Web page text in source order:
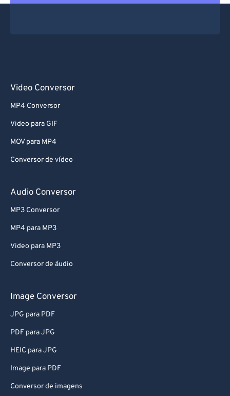
Video Conversor
MP4 Conversor
Video para GIF
MOV para MP4
Conversor de vídeo
Audio Conversor
MP3 Conversor
MP4 para MP3
Video para MP3
Conversor de áudio
Image Conversor
JPG para PDF
PDF para JPG
HEIC para JPG
Image para PDF
Conversor de imagens